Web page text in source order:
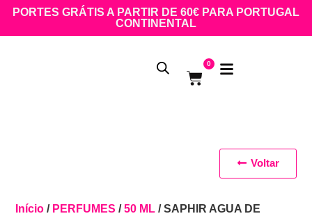
PORTES GRÁTIS A PARTIR DE 60€ PARA PORTUGAL
CONTINENTAL
0
Início / PERFUMES /50 ML / SAPHIR AGUA DE
Voltar